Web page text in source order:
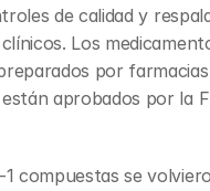
de calidad y
Los
por
aprobados por la
1 compuestas se